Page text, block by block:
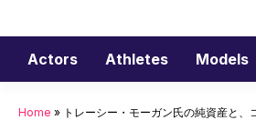
ン
ン
Actors Athletes Models
Home » トレーシー・モーガン氏の純資産と